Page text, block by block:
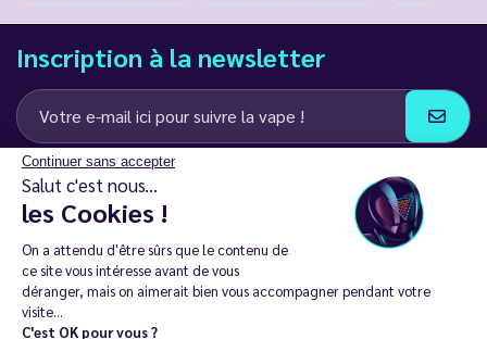
Continuer sans accepter
Salut c'est nous...
les Cookies !
On a attendu d'être sûrs que le contenu de
ce site vous intéresse avant de vous
déranger, mais on aimerait bien vous accompagner pendant votre
visite...
C'est OK pour vous ?
Inscription à la newsletter
J’accepte de recevoir des communications e-mail et SMS de la part de
LD Groupe
Restez en contact